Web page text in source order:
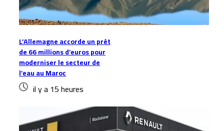
L’Allemagne accorde un prêt
de 66 millions d’euros pour
moderniser le secteur de
l’eau au Maroc
il y a 15 heures